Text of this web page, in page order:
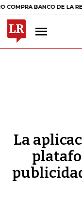
BANCO DE LA REPÚBLICA
La